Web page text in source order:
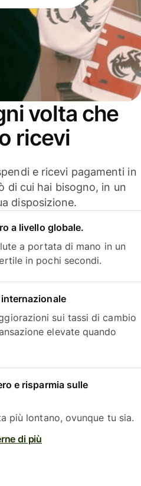
volta che
ricevi
e ricevi pagamenti in
di cui hai bisogno, in un
disposizione.
a livello globale.
a portata di mano in un
in pochi secondi.
sui tassi di cambio
elevate quando
e risparmia sulle
più lontano, ovunque tu sia.
di più